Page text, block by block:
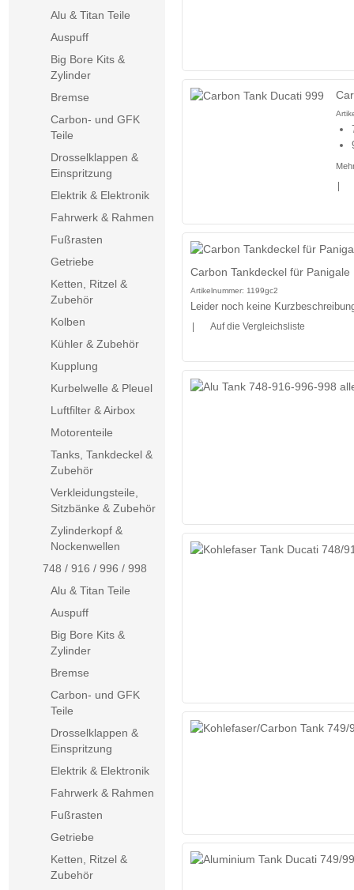
Carbon Tankdeckel für
Artikelnummer: 1199gc2
Leider noch keine
Auf die Vergleichsliste
Alu & Titan Teile
Auspuff
Big Bore Kits &
Zylinder
Bremse
Carbon- und GFK
Teile
Drosselklappen &
Einspritzung
Elektrik & Elektronik
Fahrwerk & Rahmen
Fußrasten
Getriebe
Ketten, Ritzel &
Zubehör
Kolben
Kühler & Zubehör
Kupplung
Kurbelwelle & Pleuel
Luftfilter & Airbox
Motorenteile
Tanks, Tankdeckel &
Zubehör
Verkleidungsteile,
Sitzbänke & Zubehör
Zylinderkopf &
Nockenwellen
748 / 916 / 996 / 998
Alu & Titan Teile
Auspuff
Big Bore Kits &
Zylinder
Bremse
Carbon- und GFK
Teile
Drosselklappen &
Einspritzung
Elektrik & Elektronik
Fahrwerk & Rahmen
Fußrasten
Getriebe
Ketten, Ritzel &
Zubehör